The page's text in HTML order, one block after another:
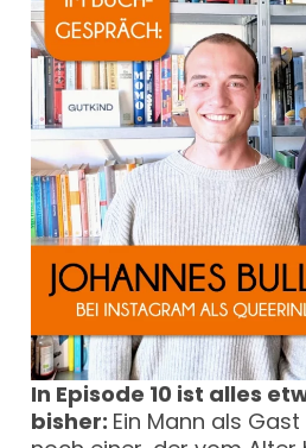
In Episode 10 ist alles
bisher: Ein Mann als